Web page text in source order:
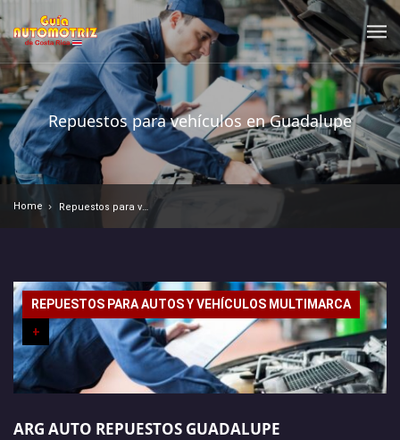
Repuestos para vehículos en Guadalupe
Home
REPUESTOS PARA AUTOS Y VEHÍCULOS MULTIMARCA
+
ARG AUTO REPUESTOS GUADALUPE